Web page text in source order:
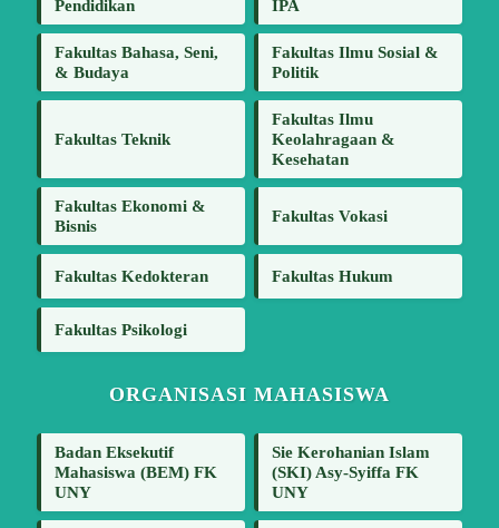
Pendidikan
IPA
Fakultas Bahasa, Seni,
& Budaya
Fakultas Ilmu Sosial &
Politik
Fakultas Teknik
Fakultas Ilmu
Keolahragaan &
Kesehatan
Fakultas Ekonomi &
Bisnis
Fakultas Vokasi
Fakultas Kedokteran Fakultas Hukum
Fakultas Psikologi
ORGANISASI MAHASISWA
Badan Eksekutif
Mahasiswa (BEM) FK
UNY
Sie Kerohanian Islam
(SKI) Asy-Syiffa FK
UNY